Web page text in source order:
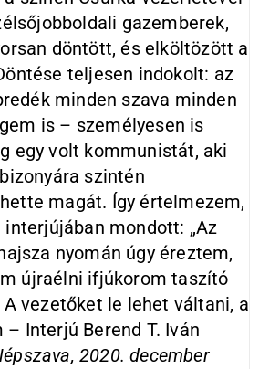
gazemberek,
döntött, és elköltözött a
teljesen indokolt: az
minden szava minden
is – személyesen is
egy volt kommunistát, aki
szintén
magát. Így értelmezem,
mondott: „Az
nyomán úgy éreztem,
újraélni ifjúkorom taszító
A vezetőket le lehet váltani, a
Interjú Berend T. Iván
2020. december